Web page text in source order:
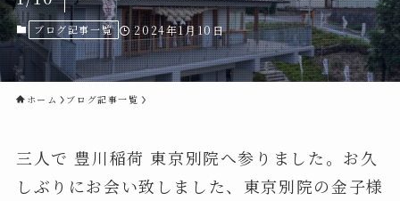
ブログ記事一覧 2024年1月10日
ホーム ブログ記事一覧
三人で 豊川稲荷 東京別院へ参りました。お久
しぶりにお会い致しました、東京別院の金子様